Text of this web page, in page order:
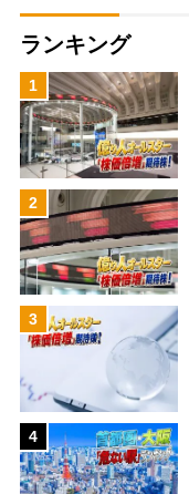
ランキング
1
2
3
4